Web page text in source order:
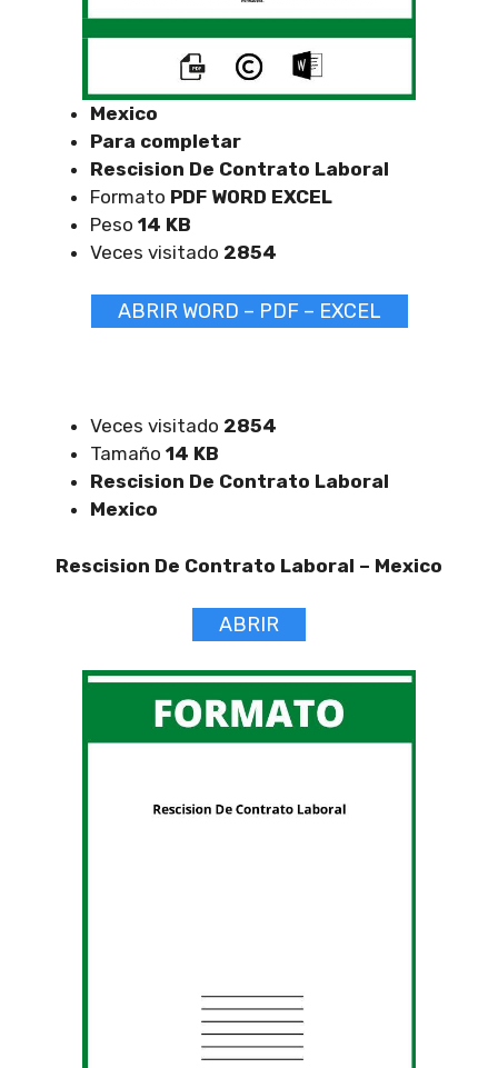
Mexico
Para completar
Rescision De Contrato Laboral
Formato PDF WORD EXCEL
Peso 14 KB
Veces visitado 2854
ABRIR WORD – PDF – EXCEL
Veces visitado 2854
Tamaño 14 KB
Rescision De Contrato Laboral
Mexico
Rescision De Contrato Laboral – Mexico
ABRIR